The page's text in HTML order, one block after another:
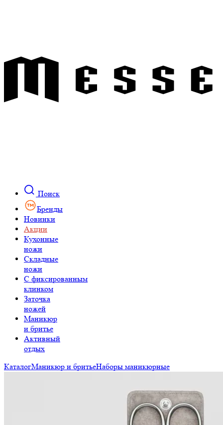
Поиск
Бренды
Новинки
Акции
Кухонные
ножи
Складные
ножи
C фиксированным
клинком
Заточка
ножей
Маникюр
и бритье
Активный
отдых
КаталогМаникюр и бритьеНаборы маникюрные